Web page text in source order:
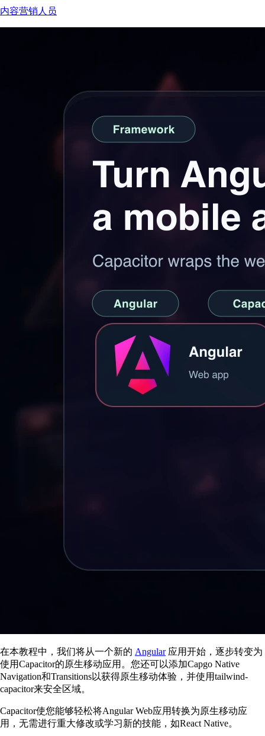
内容营销人员
在本教程中，我们将从一个新的 Angular应用开始，逐步转变为
使用Capacitor的原生移动应用。您还可以添加Capgo Native
Navigation和Transitions以获得原生移动体验，并使用tailwind-
capacitor来安全区域。
Capacitor使您能够轻松将Angular Web应用转换为原生移动应
用，无需进行重大修改或学习新的技能，如React Native。